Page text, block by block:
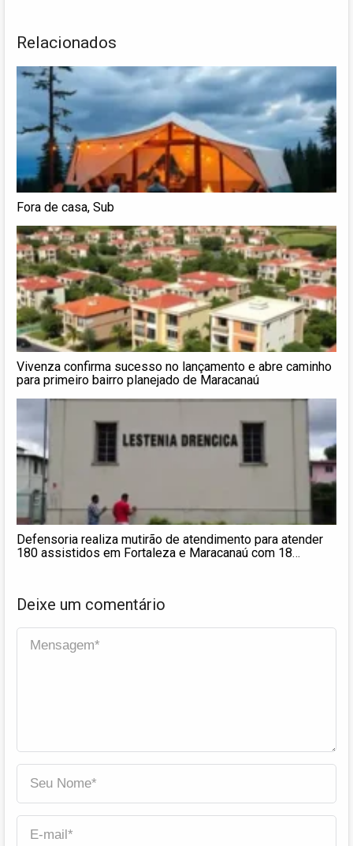
Relacionados
Fora de casa, Sub
Vivenza confirma sucesso no lançamento e abre caminho
para primeiro bairro planejado de Maracanaú
Defensoria realiza mutirão de atendimento para atender
180 assistidos em Fortaleza e Maracanaú com 18
Deixe um comentário